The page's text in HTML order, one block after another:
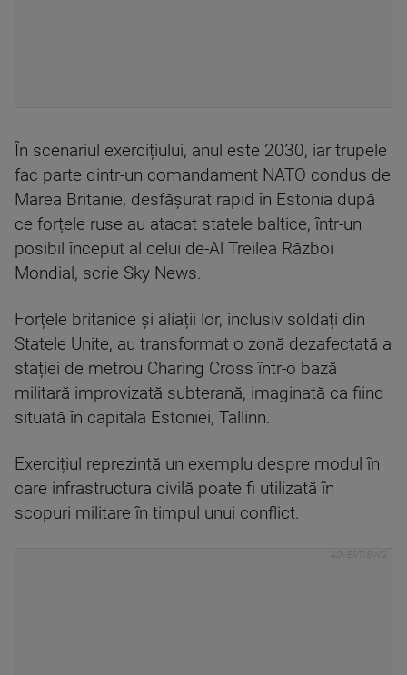
În scenariul exercițiului, anul este 2030, iar trupele
fac parte dintr-un comandament NATO condus de
Marea Britanie, desfășurat rapid în Estonia după
ce forțele ruse au atacat statele baltice, într-un
posibil început al celui de-Al Treilea Război
Mondial, scrie Sky News.
Forțele britanice și aliații lor, inclusiv soldați din
Statele Unite, au transformat o zonă dezafectată a
stației de metrou Charing Cross într-o bază
militară improvizată subterană, imaginată ca fiind
situată în capitala Estoniei, Tallinn.
Exercițiul reprezintă un exemplu despre modul în
care infrastructura civilă poate fi utilizată în
scopuri militare în timpul unui conflict.